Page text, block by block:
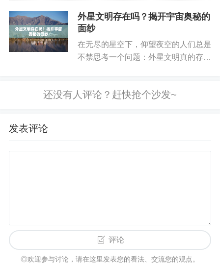
4.学SEO帮助你提升个人品牌
如果你是一个独立从业者或者自由职业者，学
习SEO将极大地提升你的个人品牌建设。在竞争激
是非常必要的，而如何让更多人看到你的内容，获
通过掌握SEO，你能够优化自己的网站和文
5.SEO课程让你了解最新的行业动态
SEO行业变化非常迅速，搜索引擎算法不断更
SEO（SearchEngineOptimization，
搜索引擎优化）是一种通过优化网站内
中...
外星文明存在吗？揭开宇宙奥秘的
面纱
在无尽的星空下，仰望夜空的人们总是
不禁思考一个问题：外星文明真的存在
通民众的关注。从历史上各种神秘现
发表评论
评论
◎欢迎参与讨论，请在这里发表您的看法、交流您的观点。